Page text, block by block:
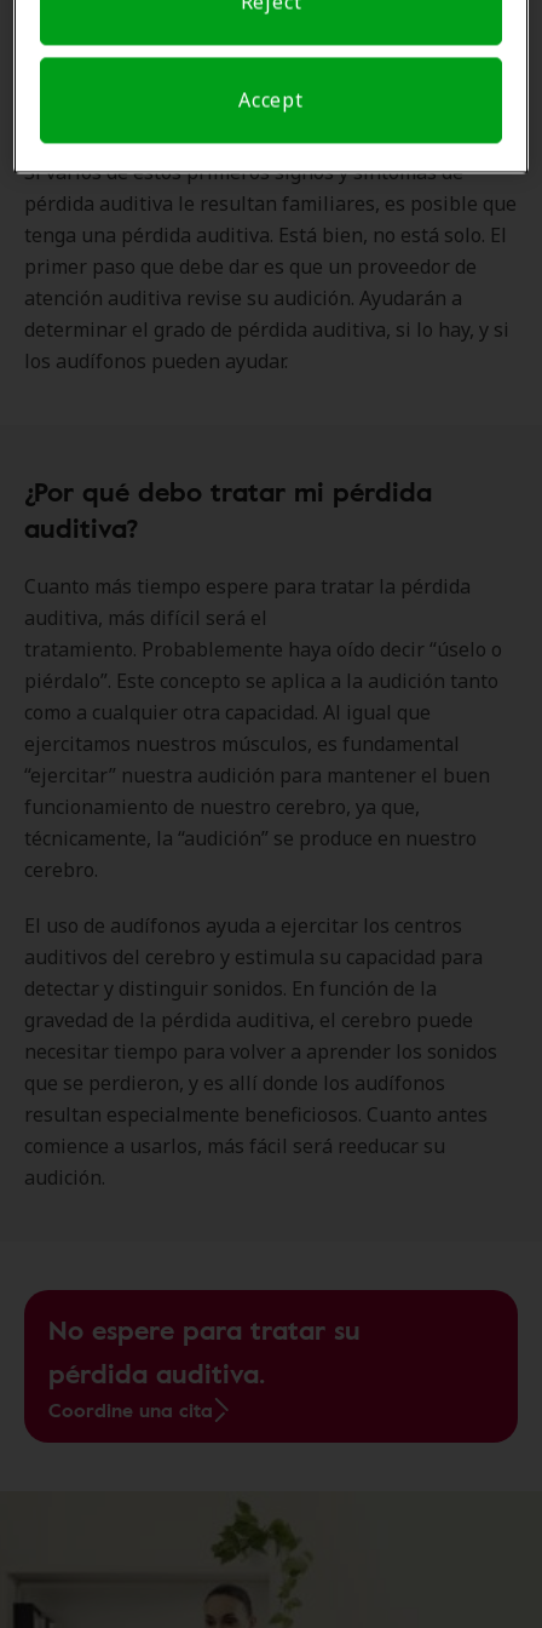
Accept
Dificultad para oír a las mujeres, los niños o los
Si varios de estos primeros signos y síntomas de
pérdida auditiva le resultan familiares, es posible que
tenga una pérdida auditiva. Está bien, no está solo. El
primer paso que debe dar es que un proveedor de
atención auditiva revise su audición. Ayudarán a
determinar el grado de pérdida auditiva, si lo hay, y si
los audífonos pueden ayudar.
¿Por qué debo tratar mi pérdida
auditiva?
Cuanto más tiempo espere para tratar la pérdida
auditiva, más difícil será el
tratamiento. Probablemente haya oído decir “úselo o
piérdalo”. Este concepto se aplica a la audición tanto
como a cualquier otra capacidad. Al igual que
ejercitamos nuestros músculos, es fundamental
“ejercitar” nuestra audición para mantener el buen
funcionamiento de nuestro cerebro, ya que,
técnicamente, la “audición” se produce en nuestro
cerebro.
El uso de audífonos ayuda a ejercitar los centros
auditivos del cerebro y estimula su capacidad para
detectar y distinguir sonidos. En función de la
gravedad de la pérdida auditiva, el cerebro puede
necesitar tiempo para volver a aprender los sonidos
que se perdieron, y es allí donde los audífonos
resultan especialmente beneficiosos. Cuanto antes
comience a usarlos, más fácil será reeducar su
audición.
No espere para tratar su
pérdida auditiva.
Coordine una cita